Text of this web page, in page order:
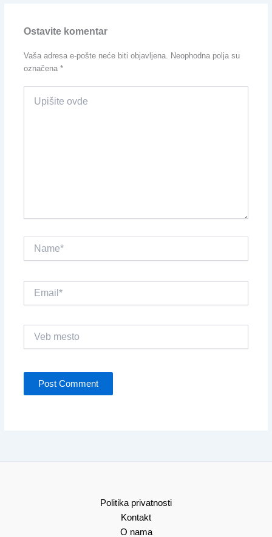
Ostavite komentar
Vaša adresa e-pošte neće biti objavljena. Neophodna polja su
označena *
ovde
Name*
mesto
Politika privatnosti
Kontakt
O nama